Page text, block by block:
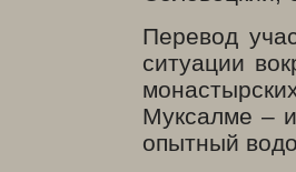
Перевод
ситуации
Муксалме –
опытный